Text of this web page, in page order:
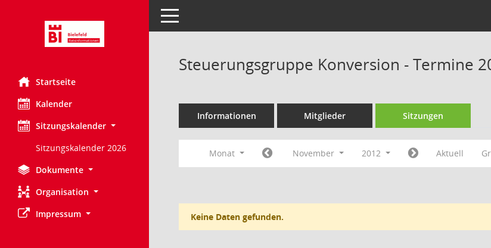
Startseite
Kalender
Sitzungskalender
Sitzungskalender 2026
Dokumente
Organisation
Impressum
Toggle navigation
Steuerungsgruppe Konversion - Termine
Informationen Mitglieder Sitzungen
Monat November 2012 Aktuell
Keine Daten gefunden.